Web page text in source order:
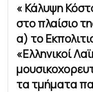
« Κάλυψη
στο πλαίσιο
α) το
«Ελληνικοί
τα τμήματα